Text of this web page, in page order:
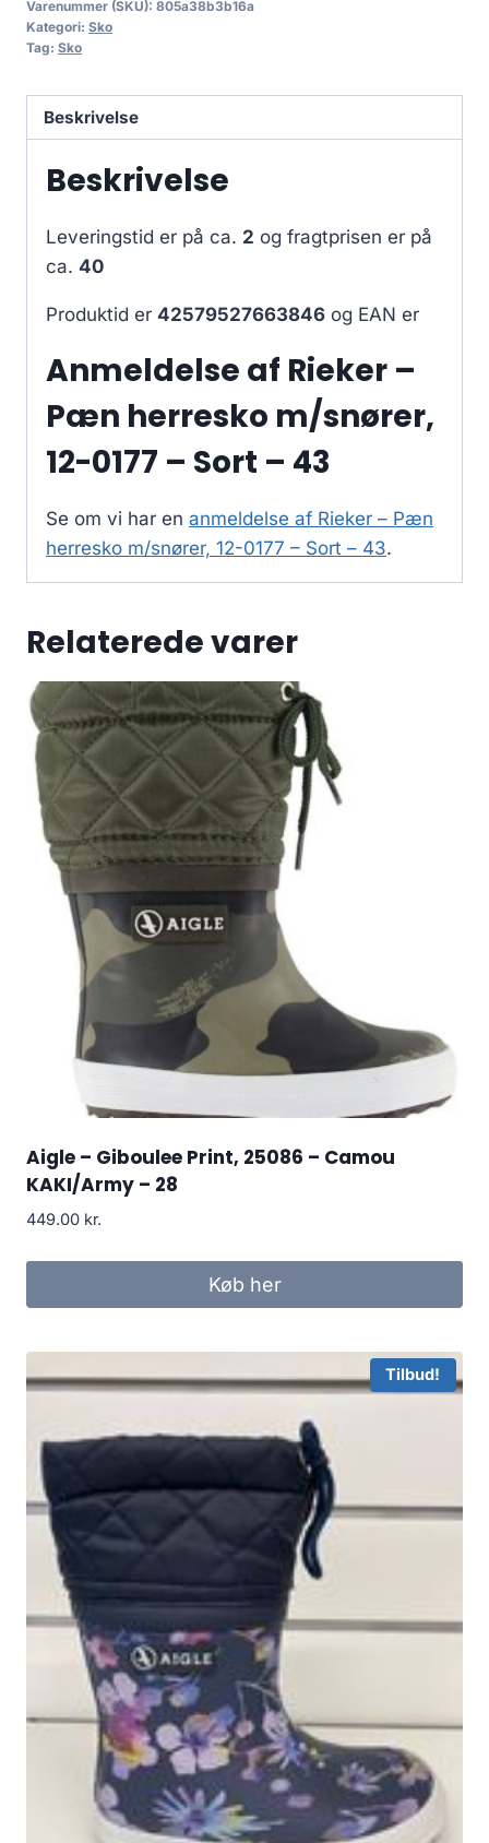
Varenummer (SKU): 805a38b3b16a
Kategori: Sko
Tag: Sko
Beskrivelse
Beskrivelse
Leveringstid er på ca. 2 og fragtprisen er på
ca. 40
Produktid er 42579527663846 og EAN er
Anmeldelse af Rieker –
Pæn herresko m/snører,
12-0177 – Sort – 43
Se om vi har en anmeldelse af Rieker – Pæn
herresko m/snører, 12-0177 – Sort – 43.
Relaterede varer
Aigle – Giboulee Print, 25086 – Camou
KAKI/Army – 28
449.00 kr.
Køb her
Tilbud!